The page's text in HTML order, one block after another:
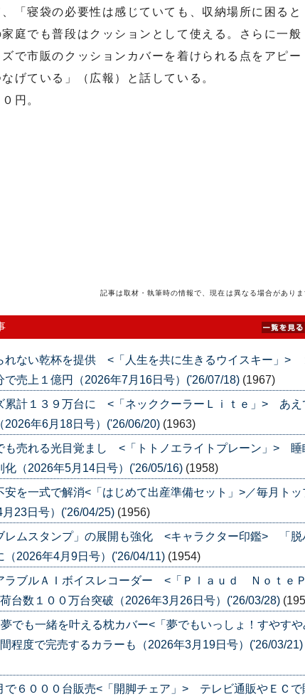
「寝袋の必要性は感じていても、収納場所に困ると
庭でも普段はクッションとして使える。さらに一般
で市販のクッションカバーを着けられる点をアピー
げている」（広報）と話している。
円。
記事は取材・執筆時の情報で、現在は異なる場合がありま
れない乾杯を提供 <「人生を共に生きるウイスキー」>
で売上１億円（2026年7月16日号）('26/07/18) (1967)
累計１３９万台に <「ネッククーラーＬｉｔｅ」> あえ
年6月18日号）('26/06/20) (1963)
も売れる光目覚まし <「トトノエライトプレーン」> 睡
（2026年5月14日号）('26/05/16) (1958)
安を一式で解消<「はじめて出産準備セット」>／毎月トッ
23日号）('26/04/25) (1956)
レムスタンプ」の展開も強化 <キャラクター印鑑> 「脱
（2026年4月9日号）('26/04/11) (1954)
ラブルＡＩボイスレコーダー <「Ｐｌａｕｄ ＮｏｔｅＰ
数１００万台突破（2026年3月26日号）('26/03/28)
夢でも一緒を叶える枕カバー<「夢でもいっしょ！すやすや
程度で完売するカラーも（2026年3月19日号）('26/03/21)
で６０００台販売<「開脚チェア」> テレビ通販やＥＣで